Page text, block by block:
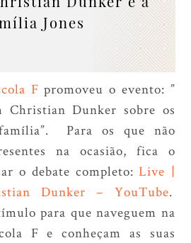
Jones
F promoveu o evento: ”
Christian Dunker sobre os
família”. Para os que não
na ocasião, fica o
o debate completo:Live |
Dunker – YouTube.
para que naveguem na
F e conheçam as suas